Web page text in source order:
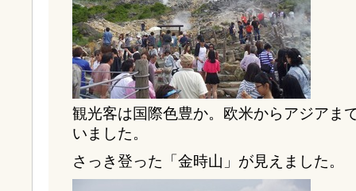
観光客は国際色豊か。欧米からアジアま
いました。
さっき登った「金時山」が見えました。